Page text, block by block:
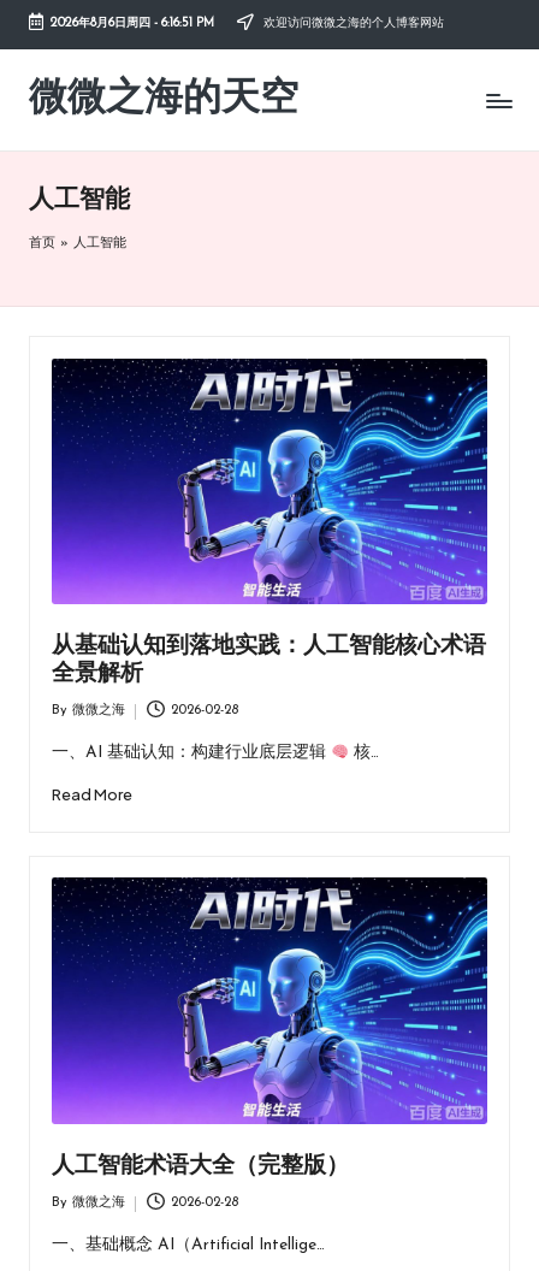
Skip
content
2026年8月6日周四 - 6:16:51 PM 欢迎访问微微之海的个人博客网站
微微之海的天空
diysky.cn
互
网、
习，
人工智能
首页 » 人工智能
从基础认知到落地实践：人工智能核心术语
全景解析
By 微微之海 2026-02-28
一、AI 基础认知：构建行业底层逻辑 核…
Read More
人工智能术语大全（完整版）
By 微微之海 2026-02-28
一、基础概念 AI（Artificial Intellige…